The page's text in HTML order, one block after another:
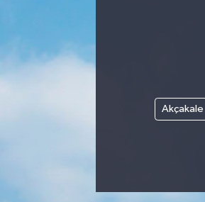
Akçakale